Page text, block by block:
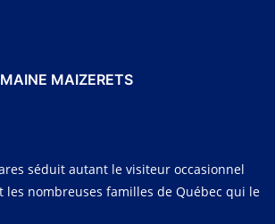
MAIZERETS
séduit autant le visiteur occasionnel
les nombreuses familles de Québec qui le